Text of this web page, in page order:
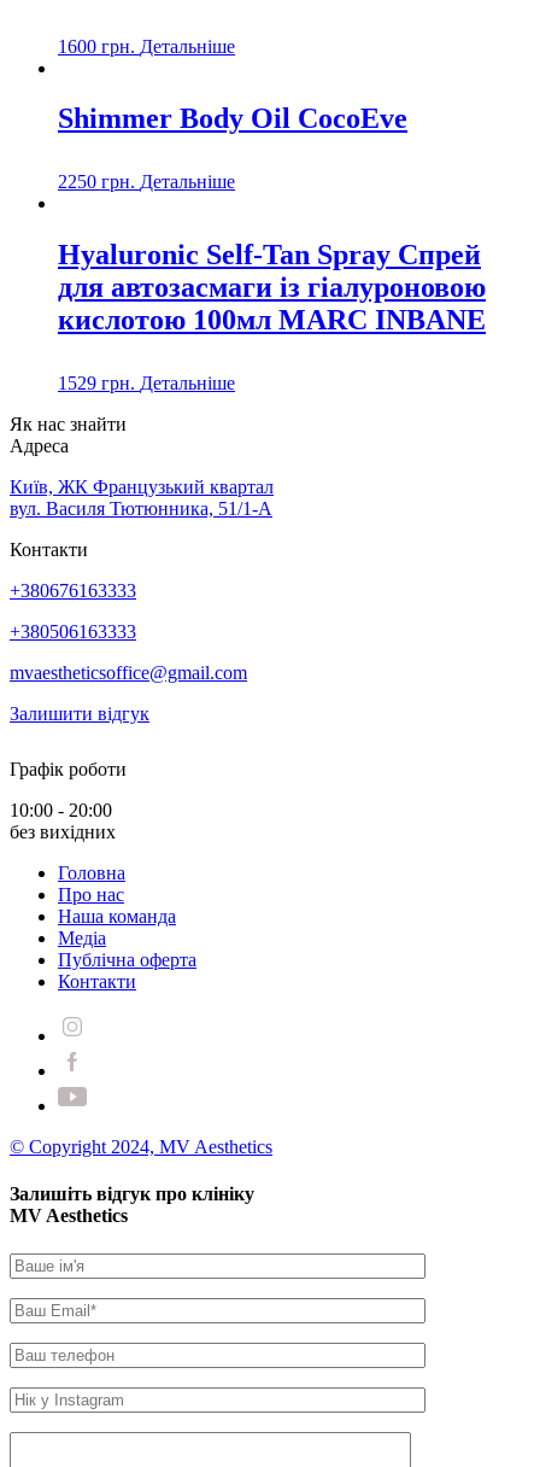
1600 грн. Детальніше
Shimmer Body Oil CocoEve
2250 грн. Детальніше
Hyaluronic Self-Tan Spray Спрей
для автозасмаги із гіалуроновою
кислотою 100мл MARC INBANE
1529 грн. Детальніше
Як нас знайти
Адреса
Київ, ЖК Французький квартал
вул. Василя Тютюнника, 51/1-А
Контакти
+380676163333
+380506163333
mvaestheticsoffice@gmail.com
Залишити відгук
Графік роботи
10:00 - 20:00
без вихідних
Головна
Про нас
Наша команда
Медіа
Публічна оферта
Контакти
© Copyright 2024, MV Aesthetics
Залишіть відгук про клініку
MV Aesthetics